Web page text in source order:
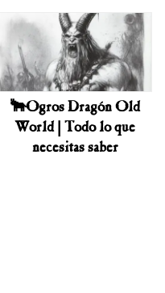
🐂Ogros Dragón Old
World | Todo lo que
necesitas saber